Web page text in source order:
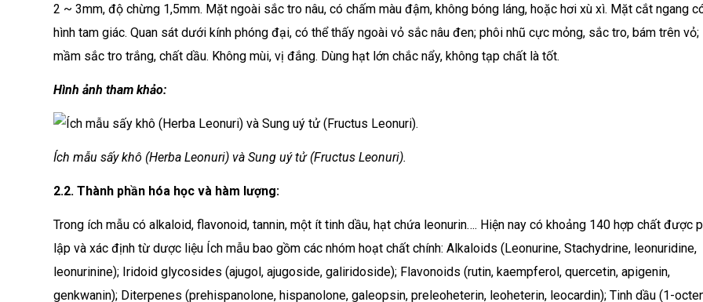
2 ~ 3mm, độ chừng 1,5mm. Mặt ngoài sắc tro nâu, có chấm màu đậm, không bóng láng, hoặc hơi xù xì. Mặt cắt ngang
hình tam giác. Quan sát dưới kính phóng đại, có thể thấy ngoài vỏ sắc nâu đen; phôi nhũ cực mỏng, sắc tro, bám trên vỏ;
mầm sắc tro trắng, chất dầu. Không mùi, vị đắng. Dùng hạt lớn chắc nẩy, không tạp chất là tốt.
Hình ảnh tham khảo:
Ích mẫu sấy khô (Herba Leonuri) và Sung uý tử (Fructus Leonuri).
2.2. Thành phần hóa học và hàm lượng:
Trong ích mẫu có alkaloid, flavonoid, tannin, một ít tinh dầu, hạt chứa leonurin…. Hiện nay có khoảng 140 hợp chất được
lập và xác định từ dược liệu Ích mẫu bao gồm các nhóm hoạt chất chính: Alkaloids (Leonurine, Stachydrine, leonuridine,
leonurinine); Iridoid glycosides (ajugol, ajugoside, galiridoside); Flavonoids (rutin, kaempferol, quercetin, apigenin,
genkwanin); Diterpenes (prehispanolone, hispanolone, galeopsin, preleoheterin, leoheterin, leocardin); Tinh dầu (1-